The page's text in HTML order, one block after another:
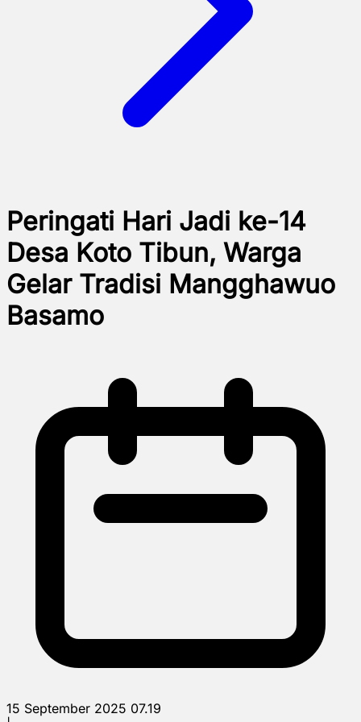
Peringati Hari Jadi ke-14
Desa Koto Tibun, Warga
Gelar Tradisi Mangghawuo
Basamo
15 September 2025 07.19